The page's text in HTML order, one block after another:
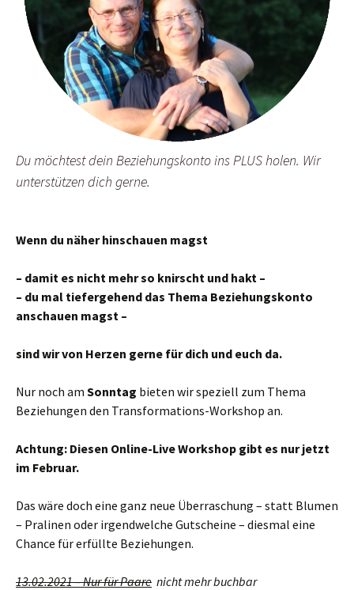
Du möchtest dein Beziehungskonto ins PLUS holen. Wir
unterstützen dich gerne.
Wenn du näher hinschauen magst
– damit es nicht mehr so knirscht und hakt –
– du mal tiefergehend das Thema Beziehungskonto
anschauen magst –
sind wir von Herzen gerne für dich und euch da.
Nur noch am Sonntag bieten wir speziell zum Thema
Beziehungen den Transformations-Workshop an.
Achtung: Diesen Online-Live Workshop gibt es nur jetzt
im Februar.
Das wäre doch eine ganz neue Überraschung – statt Blumen
– Pralinen oder irgendwelche Gutscheine – diesmal eine
Chance für erfüllte Beziehungen.
13.02.2021 – Nur für Paare nicht mehr buchbar